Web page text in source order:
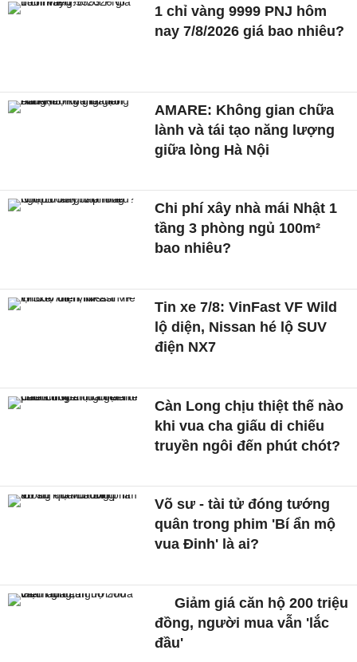
1 chỉ vàng 9999 PNJ hôm
nay 7/8/2026 giá bao nhiêu?
AMARE: Không gian chữa
lành và tái tạo năng lượng
giữa lòng Hà Nội
Chi phí xây nhà mái Nhật 1
tầng 3 phòng ngủ 100m²
bao nhiêu?
Tin xe 7/8: VinFast VF Wild
lộ diện, Nissan hé lộ SUV
điện NX7
Càn Long chịu thiệt thế nào
khi vua cha giấu di chiếu
truyền ngôi đến phút chót?
Võ sư - tài tử đóng tướng
quân trong phim 'Bí ẩn mộ
vua Đinh' là ai?
Giảm giá căn hộ 200 triệu
đồng, người mua vẫn 'lắc
đầu'